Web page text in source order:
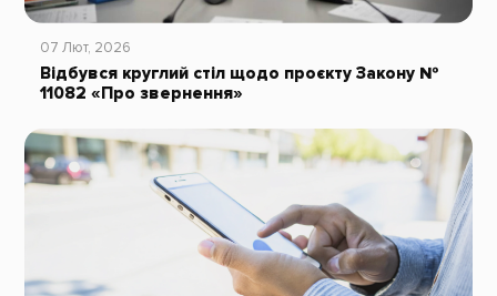
07 Лют, 2026
Відбувся круглий стіл щодо проєкту Закону №
11082 «Про звернення»